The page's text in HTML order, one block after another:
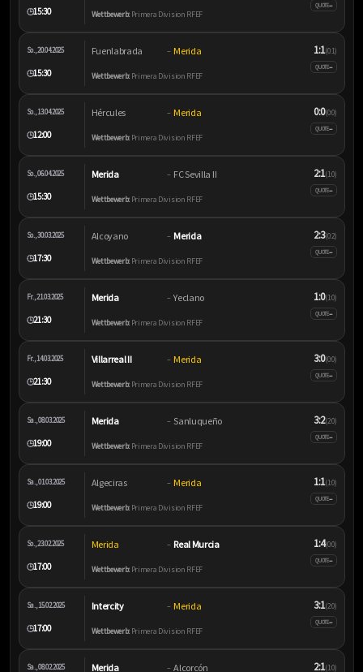
🕒15:30 Wettbewerb:Primera Division RFEF
QUOTE–
So., 20.04.2025
🕒15:30
Fuenlabrada – Merida
Wettbewerb:Primera Division RFEF
1:1(0:1)
QUOTE–
So., 13.04.2025
🕒12:00
Hércules – Merida
Wettbewerb:Primera Division RFEF
0:0(0:0)
QUOTE–
So., 06.04.2025
🕒15:30
Merida – FC Sevilla II
Wettbewerb:Primera Division RFEF
2:1(1:0)
QUOTE–
So., 30.03.2025
🕒17:30
Alcoyano – Merida
Wettbewerb:Primera Division RFEF
2:3(0:2)
QUOTE–
Fr., 21.03.2025
🕒21:30
Merida – Yeclano
Wettbewerb:Primera Division RFEF
1:0(1:0)
QUOTE–
Fr., 14.03.2025
🕒21:30
Villarreal II – Merida
Wettbewerb:Primera Division RFEF
3:0(0:0)
QUOTE–
Sa., 08.03.2025
🕒19:00
Merida – Sanluqueño
Wettbewerb:Primera Division RFEF
3:2(2:0)
QUOTE–
Sa., 01.03.2025
🕒19:00
Algeciras – Merida
Wettbewerb:Primera Division RFEF
1:1(1:0)
QUOTE–
So., 23.02.2025
🕒17:00
Merida – Real Murcia
Wettbewerb:Primera Division RFEF
1:4(0:0)
QUOTE–
Sa., 15.02.2025
🕒17:00
Intercity – Merida
Wettbewerb:Primera Division RFEF
3:1(2:0)
QUOTE–
Sa., 08.02.2025 Merida – Alcorcón 2:1(1:0)